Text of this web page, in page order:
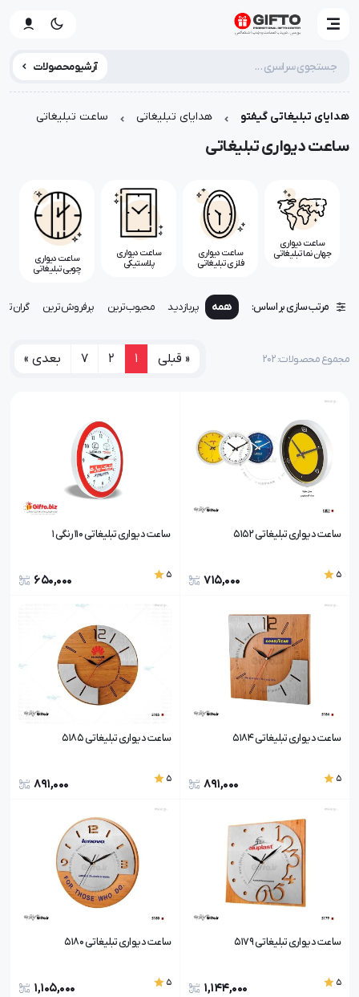
آرشیو محصولات
هدایای تبلیغاتی گیفتو هدایای تبلیغاتی ساعت تبلیغاتی
ساعت دیواری تبلیغاتی
ساعت دیواری
جهان نما تبلیغاتی
ساعت دیواری
فلزی تبلیغاتی
ساعت دیواری
پلاستیکی
ساعت دیواری
چوبی تبلیغاتی
مرتب سازی بر اساس: همه پربازدید محبوب‌ترین پرفروش‌ترین
مجموع محصولات: ۲۰۲ « قبلی 1
2
7 بعدی »
ساعت دیواری تبلیغاتی 5152
5
715,000
ساعت دیواری تبلیغاتی 110 رنگی 1
5
650,000
ساعت دیواری تبلیغاتی 5184
5
891,000
ساعت دیواری تبلیغاتی 5185
5
891,000
ساعت دیواری تبلیغاتی 5179
5
1,144,000
ساعت دیواری تبلیغاتی 5180
5
1,105,000